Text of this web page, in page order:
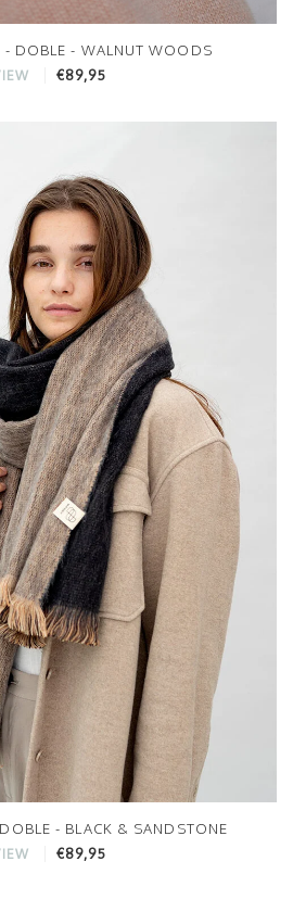
- DOBLE - WALNUT WOODS
€89,95
- BLACK & SANDSTONE
€89,95